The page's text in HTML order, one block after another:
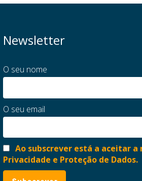
Newsletter
O seu nome
O seu email
Ao subscrever está a aceitar a
Privacidade e Proteção de Dados.